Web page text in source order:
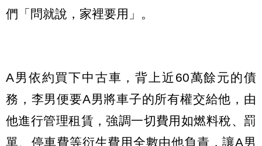
們「問就說，家裡要用」。
A男依約買下中古車，背上近60萬餘元的債
務，李男便要A男將車子的所有權交給他，由
他進行管理租賃，強調一切費用如燃料稅、罰
單、停車費等衍生費用全數由他負責，讓A男